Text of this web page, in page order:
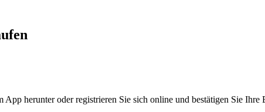
herunter oder registrieren Sie sich online und bestätigen Sie Ihre